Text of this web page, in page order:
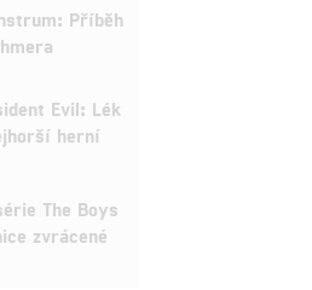
Příběh
Evil: Lék
herní
The Boys
zvrácené